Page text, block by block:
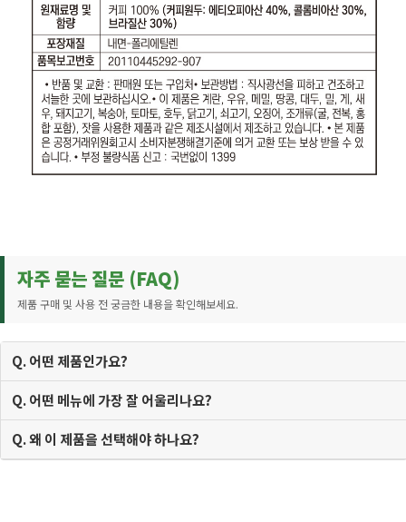
자주 묻는 질문 (FAQ)
제품 구매 및 사용 전 궁금한 내용을 확인해보세요.
Q. 어떤 제품인가요?
Q. 어떤 메뉴에 가장 잘 어울리나요?
Q. 왜 이 제품을 선택해야 하나요?